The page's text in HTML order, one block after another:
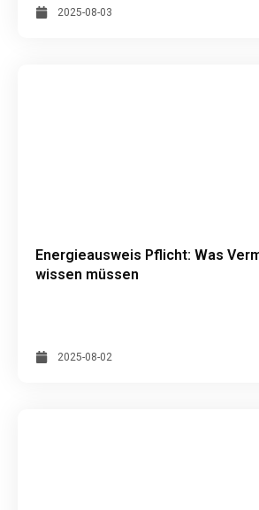
2025-08-03
Energieausweis Pflicht: Was
wissen müssen
2025-08-02